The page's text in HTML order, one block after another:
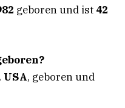
geboren und ist 42
USA, geboren und